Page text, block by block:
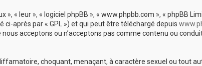
« leur », « logiciel phpBB », « www.phpbb.com », « phpBB
ci-après par « GPL ») et qui peut être téléchargé depuis
acceptons ou n’acceptons pas comme contenu ou
choquant, menaçant, à caractère sexuel ou tout